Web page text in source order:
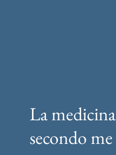
La medicina
secondo me